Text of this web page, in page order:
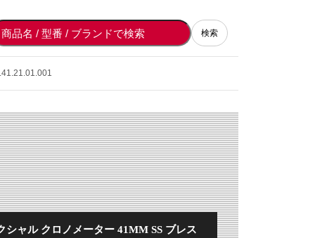
検索
シャル クロノメーター 41MM SS ブレス